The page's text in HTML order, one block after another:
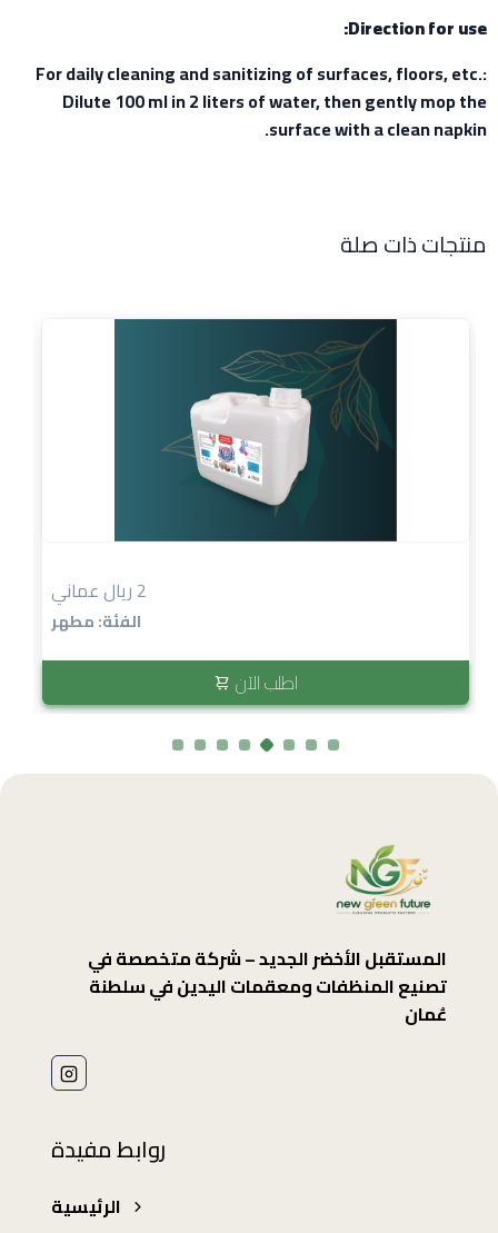
Direction for use:
For daily cleaning and sanitizing of surfaces, floors, etc.:
Dilute 100 ml in 2 liters of water, then gently mop the
surface with a clean napkin.
منتجات ذات صلة
2 ريال عماني
الفئة: مطهر
اطلب الآن
المستقبل الأخضر الجديد – شركة متخصصة في
تصنيع المنظفات ومعقمات اليدين في سلطنة
عُمان
روابط مفيدة